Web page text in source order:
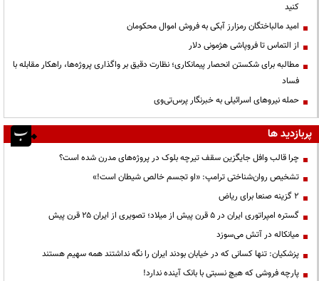
کنید
امید مالباختگان رمزارز آبکی به فروش اموال محکومان
از التماس تا فروپاشی هژمونی دلار
مطالبه برای شکستن انحصار پیمانکاری؛ نظارت دقیق بر واگذاری پروژه‌ها، راهکار مقابله با
فساد
حمله نیروهای اسرائیلی به خبرنگار پرس‌تی‌وی
پربازدید ها
چرا قالب وافل جایگزین سقف تیرچه بلوک در پروژه‌های مدرن شده است؟
تشخیص روان‌شناختی ترامپ: «او تجسم خالص شیطان است!»
۲ گزینه صنعا برای ریاض
گستره امپراتوری ایران در ۵ قرن پیش از میلاد؛ تصویری از ایران ۲۵ قرن پیش
میانکاله در آتش می‌سوزد
پزشکیان: تنها کسانی که در خیابان بودند ایران را نگه نداشتند همه سهیم هستند
پارچه فروشی که هیچ نسبتی با بانک آینده ندارد!